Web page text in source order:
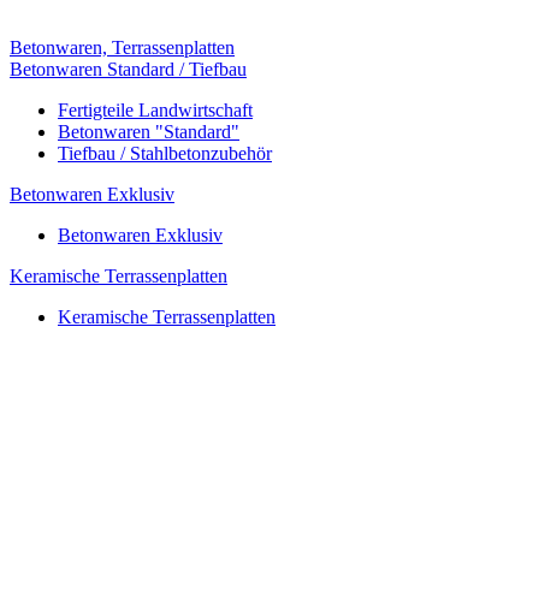
Betonwaren, Terrassenplatten
Betonwaren Standard / Tiefbau
Fertigteile Landwirtschaft
Betonwaren "Standard"
Tiefbau / Stahlbetonzubehör
Betonwaren Exklusiv
Betonwaren Exklusiv
Keramische Terrassenplatten
Keramische Terrassenplatten